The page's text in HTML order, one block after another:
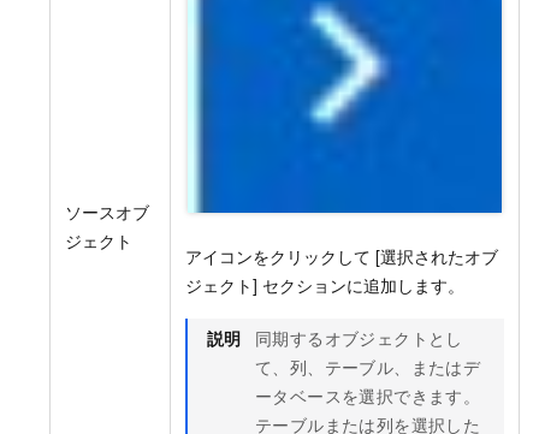
ソースオブ
ジェクト
アイコンをクリックして [選択されたオブ
ジェクト] セクションに追加します。
説明
同期するオブジェクトとし
て、列、テーブル、またはデ
ータベースを選択できます。
テーブルまたは列を選択した